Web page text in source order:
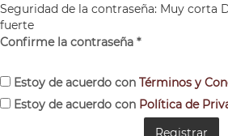
Seguridad de la contraseña: Muy corta
fuerte
Confirme la contraseña *
Estoy de acuerdo con Términos y
Estoy de acuerdo con Política de
Registrar